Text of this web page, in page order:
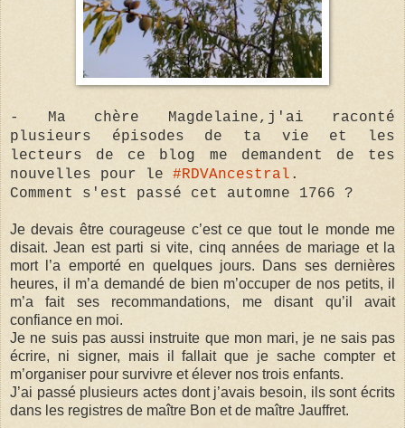
- Ma chère Magdelaine,j'ai raconté
plusieurs épisodes de ta vie et les
lecteurs de ce blog me demandent de tes
nouvelles pour le #RDVAncestral .
Comment s'est passé cet automne 1766 ?
Je devais être courageuse c’est ce que tout le monde me
disait. Jean est parti si vite, cinq années de mariage et la
mort l’a emporté en quelques jours. Dans ses dernières
heures, il m’a demandé de bien m’occuper de nos petits, il
m’a fait ses recommandations, me disant qu’il avait
confiance en moi.
Je ne suis pas aussi instruite que mon mari, je ne sais pas
écrire, ni signer, mais il fallait que je sache compter et
m’organiser pour survivre et élever nos trois enfants.
J’ai passé plusieurs actes dont j’avais besoin, ils sont écrits
dans les registres de maître Bon et de maître Jauffret.